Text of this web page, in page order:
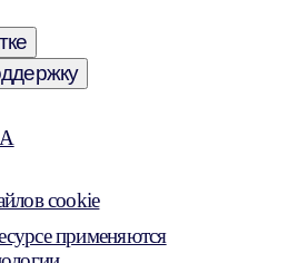
cookie
применяются